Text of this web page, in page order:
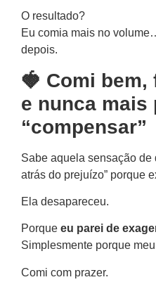
O resultado?
Eu comia mais no
depois.
🍓 Comi
e nunca mais
“compensar”
Sabe aquela sensação de
atrás do prejuízo” porque
Ela desapareceu.
Porque eu parei de
Simplesmente porque
Comi com prazer.